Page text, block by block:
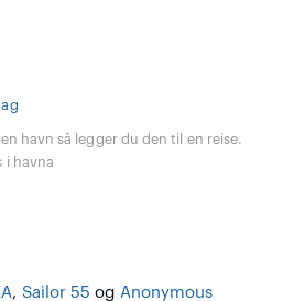
en havn så legger du den til en reise.
i havna
, Sailor 55 og Anonymous